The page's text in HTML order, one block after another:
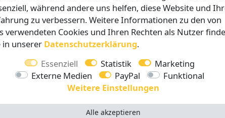
sowie
das Unternehmen im
hat, um aus einem
zu machen.
während andere uns helfen, diese Website und
zu verbessern. Weitere Informationen zu den von
verwendeten Cookies und Ihren Rechten als Nutzer
in unserer Daten­schutz­erklärung.
Essenziell
Statistik
Marketing
Externe Medien
PayPal
Funktional
Weitere Einstellungen
Alle akzeptieren